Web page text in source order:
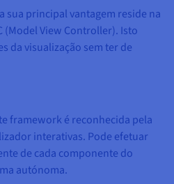
sua principal vantagem reside na
(Model View Controller). Isto
da visualização sem ter de
framework é reconhecida pela
interativas. Pode efetuar
de cada componente do
autónoma.